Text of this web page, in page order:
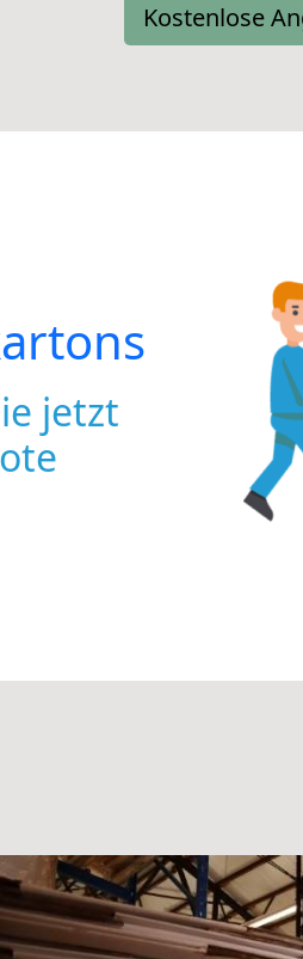
Kostenlose
jetzt